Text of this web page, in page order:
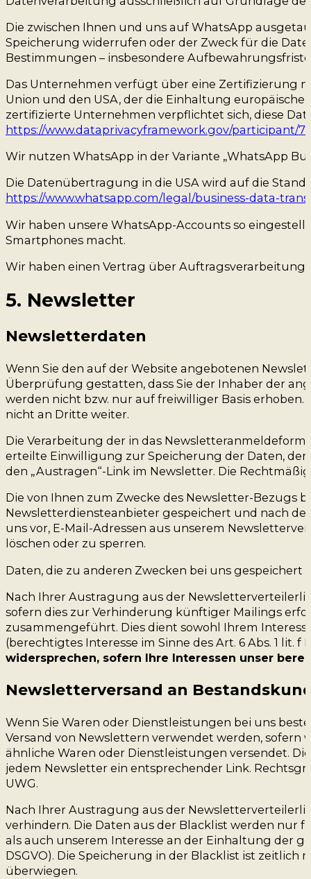
Die zwischen Ihnen und uns auf WhatsApp
Speicherung widerrufen oder der Zweck für die
Bestimmungen – insbesondere
Das Unternehmen verfügt über eine Zertifizierung
Union und den USA, der die Einhaltung
zertifizierte Unternehmen verpflichtet sich, diese
https://www.dataprivacyframework.gov/participant/
Wir nutzen WhatsApp in der Variante „WhatsApp
Die Datenübertragung in die USA wird auf die
https://www.whatsapp.com/legal/business-data-
Wir haben unsere WhatsApp-Accounts so
Smartphones macht.
Wir haben einen Vertrag über Auftragsverarbeitung
5. Newsletter
Newsletter­daten
Wenn Sie den auf der Website angebotenen
Überprüfung gestatten, dass Sie der Inhaber der
werden nicht bzw. nur auf freiwilliger Basis
nicht an Dritte weiter.
Die Verarbeitung der in das
erteilte Einwilligung zur Speicherung der Daten, der
den „Austragen“-Link im Newsletter. Die
Die von Ihnen zum Zwecke des Newsletter-Bezugs
Newsletterdiensteanbieter gespeichert und nach
uns vor, E-Mail-Adressen aus unserem
löschen oder zu sperren.
Daten, die zu anderen Zwecken bei uns
Nach Ihrer Austragung aus der
sofern dies zur Verhinderung künftiger Mailings
zusammengeführt. Dies dient sowohl Ihrem
(berechtigtes Interesse im Sinne des Art. 6 Abs. 1 lit.
widersprechen, sofern Ihre Interessen unser
Newsletterversand an
Wenn Sie Waren oder Dienstleistungen bei uns
Versand von Newslettern verwendet werden,
ähnliche Waren oder Dienstleistungen versendet.
jedem Newsletter ein entsprechender Link.
UWG.
Nach Ihrer Austragung aus der
verhindern. Die Daten aus der Blacklist werden nur
als auch unserem Interesse an der Einhaltung der
DSGVO). Die Speicherung in der Blacklist ist
überwiegen.